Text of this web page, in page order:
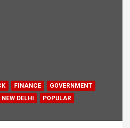
FINANCE
GOVERNMENT
NEW DELHI
POPULAR